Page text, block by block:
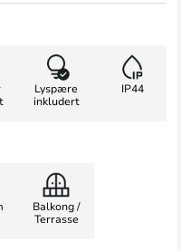
Lyspære
inkludert
IP44
Balkong /
Terrasse